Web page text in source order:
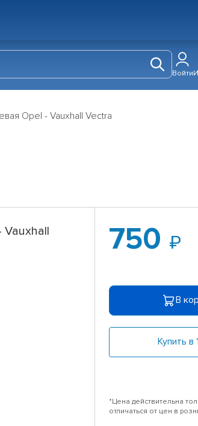
Войти
Opel - Vauxhall Vectra
Vauxhall
750
В
Купить в
*Цена действительна
отличаться от цен в